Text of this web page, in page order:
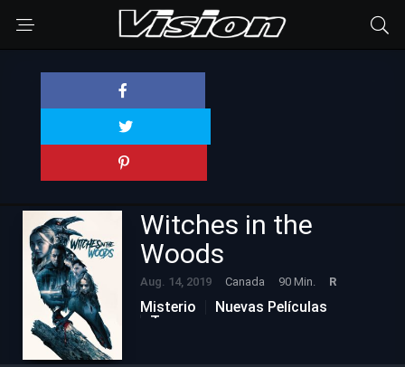
Witches in the
Woods
Aug. 14, 2019 Canada 90 Min. R
Misterio
Nuevas Películas
Terror